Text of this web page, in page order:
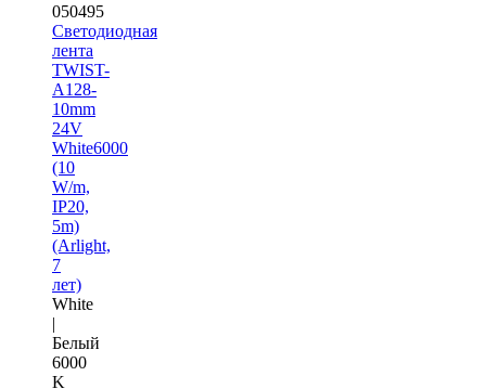
050495
Светодиодная
лента
TWIST-
A128-
10mm
24V
White6000
(10
W/m,
IP20,
5m)
(Arlight,
7
лет)
White
|
Белый
6000
K